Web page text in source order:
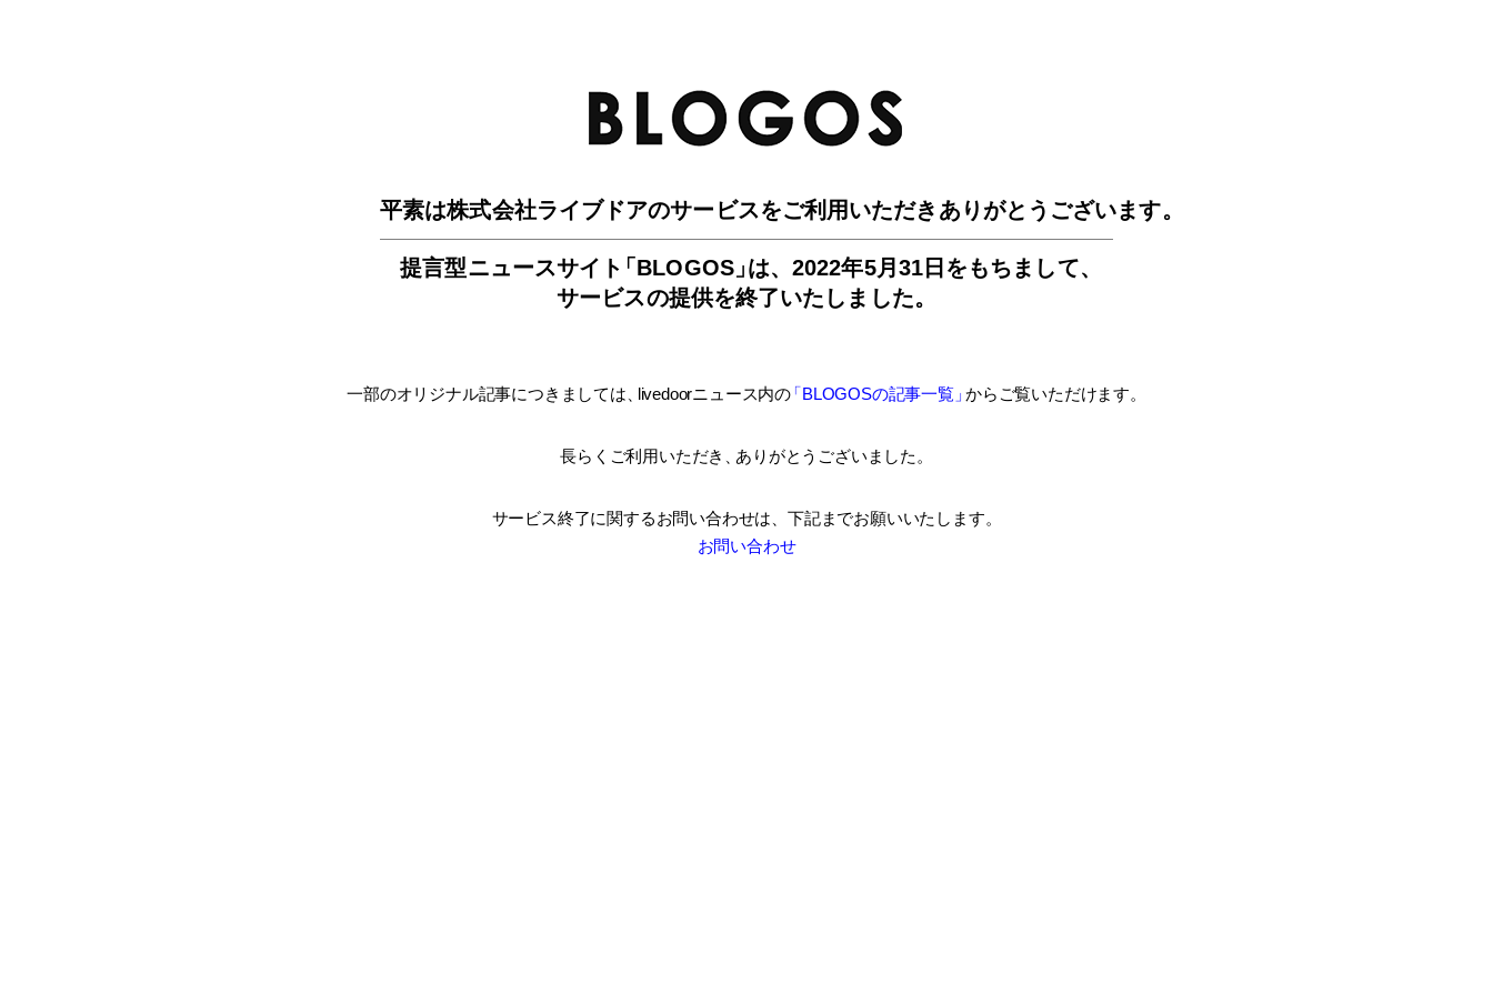
平素は株式会社ライブドアのサービスをご利用いただきありがとうございます。
提言型ニュースサイ ト「BLOGOS」は、2022年5月31日をもちまして、
サービスの提供を終了いたしました。
一部のオリジナル記事につきましては livedoorニュース内の「BLOGOSの記事一覧」 からご覧いただけます。
長らくご利用いただき ありがとうございました。
サービス終了に関するお問い合わせは、 下記までお願いいたします。
お問い合わせ